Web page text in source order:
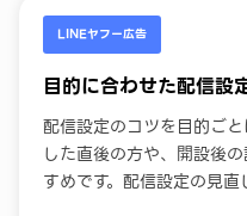
LINEヤフー広告
目的に合わせた配信設
配信設定のコツを目的ご
した直後の方や、開設後
すめです。配信設定の見直